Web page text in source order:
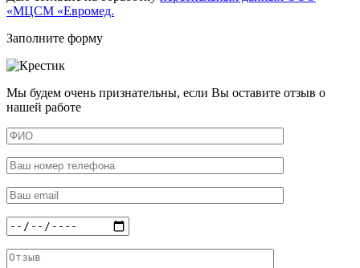
«МЦСМ «Евромед.
Заполните форму
Мы будем очень признательны, если Вы оставите отзыв о
нашей работе